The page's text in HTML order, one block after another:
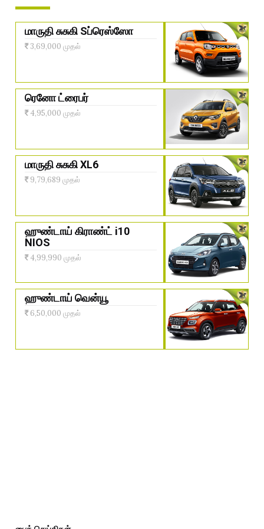
மாருதி சுசுகி Sப்ரெஸ்ஸோ
3,69,000 முதல்
ரெனோ ட்ரைபர்
4,95,000 முதல்
மாருதி சுசுகி XL6
9,79,689 முதல்
ஹுண்டாய் கிராண்ட் i10
NIOS
4,99,990 முதல்
ஹுண்டாய் வென்யூ
6,50,000 முதல்